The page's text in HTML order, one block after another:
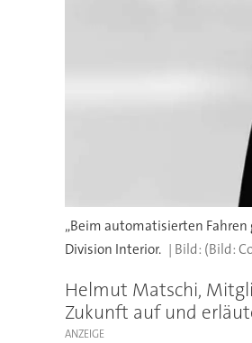
„Beim automatisierten
Division Interior.
(Bild:
Helmut Matschi,
Zukunft auf und
ANZEIGE